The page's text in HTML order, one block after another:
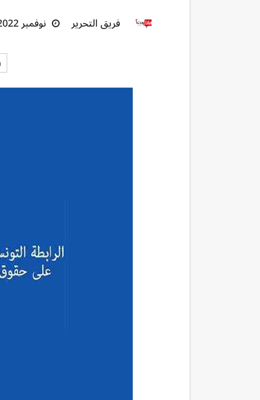
فريق التحرير نوفمبر 2022